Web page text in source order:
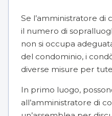
Se l’amministratore di
il numero di
non si occupa
del condominio, i
diverse misure per
In primo luogo,
all’amministratore di